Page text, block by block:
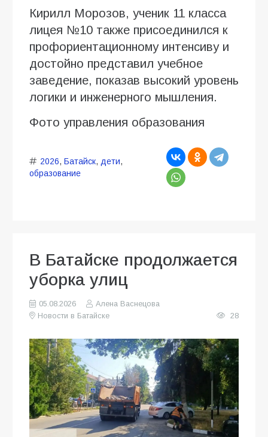
Кирилл Морозов, ученик 11 класса
лицея №10 также присоединился к
профориентационному интенсиву и
достойно представил учебное
заведение, показав высокий уровень
логики и инженерного мышления.
Фото управления образования
2026, Батайск, дети,
образование
В Батайске продолжается
уборка улиц
05.08.2026
Алена Васнецова
Новости в Батайске
28